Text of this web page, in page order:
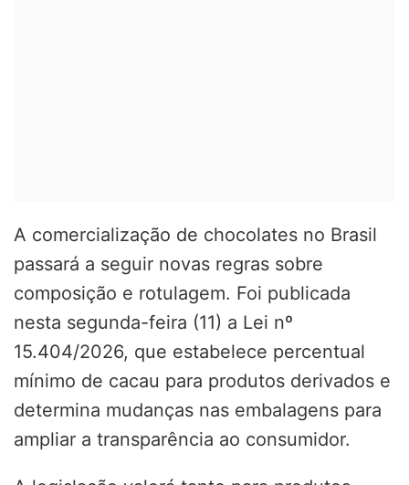
A comercialização de chocolates no Brasil
passará a seguir novas regras sobre
composição e rotulagem. Foi publicada
nesta segunda-feira (11) a Lei nº
15.404/2026, que estabelece percentual
mínimo de cacau para produtos derivados e
determina mudanças nas embalagens para
ampliar a transparência ao consumidor.